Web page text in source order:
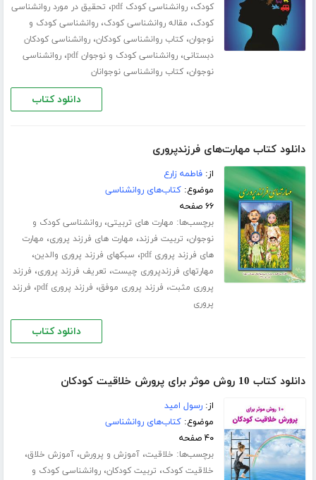
کودک،روانشناسی کودک pdf ، تحقیق در مورد روانشناسی
کودک، مقاله روانشناسی کودک،روانشناسی کودک و
نوجوان،کتاب روانشناسی کودکان،روانشناسی کودکان
دبستانی،روانشناسی کودک و نوجوان pdf ،روانشناسی
نوجوان،کتاب روانشناسی نوجوانان
دانلود کتاب
دانلود کتاب مهارت‌های فرزندپروری
از:فاطمه زارع
موضوع:کتاب‌های روانشناسی
۶۶ صفحه
برچسب‌ها: مهارت های تربیتی،روانشناسی کودک و
نوجوان، تربیت فرزند، مهارت های فرزند پروری، مهارت
های فرزند پروری pdf
، سبکهای فرزند پروری والدین،
مهارتهای فرزندپروری چیست، تعریف فرزند پروری، فرزند
پروری مثبت، فرزند پروری موفق، فرزند پروری pdf ، فرزند
پروری
دانلود کتاب
دانلود کتاب 10 روش موثر برای پرورش خلاقیت کودکان
از:رسول امید
موضوع:کتاب‌های روانشناسی
۴۰ صفحه
برچسب‌ها: خلاقیت،آموزش و پرورش،آموزش خلاق،
خلاقیت کودک، تربیت کودکان،روانشناسی کودک و